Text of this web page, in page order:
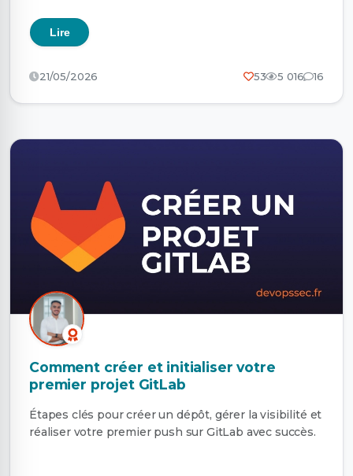
Lire
21/05/2026 53 5 016 16
Comment créer et initialiser votre
premier projet GitLab
Étapes clés pour créer un dépôt, gérer la visibilité et
réaliser votre premier push sur GitLab avec succès.